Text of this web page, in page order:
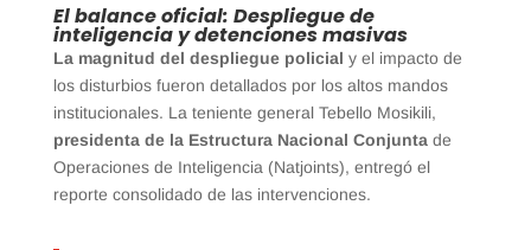
El balance oficial: Despliegue de
inteligencia y detenciones masivas
La magnitud del despliegue policial y el impacto de
los disturbios fueron detallados por los altos mandos
institucionales. La teniente general Tebello Mosikili,
presidenta de la Estructura Nacional Conjunta de
Operaciones de Inteligencia (Natjoints), entregó el
reporte consolidado de las intervenciones.